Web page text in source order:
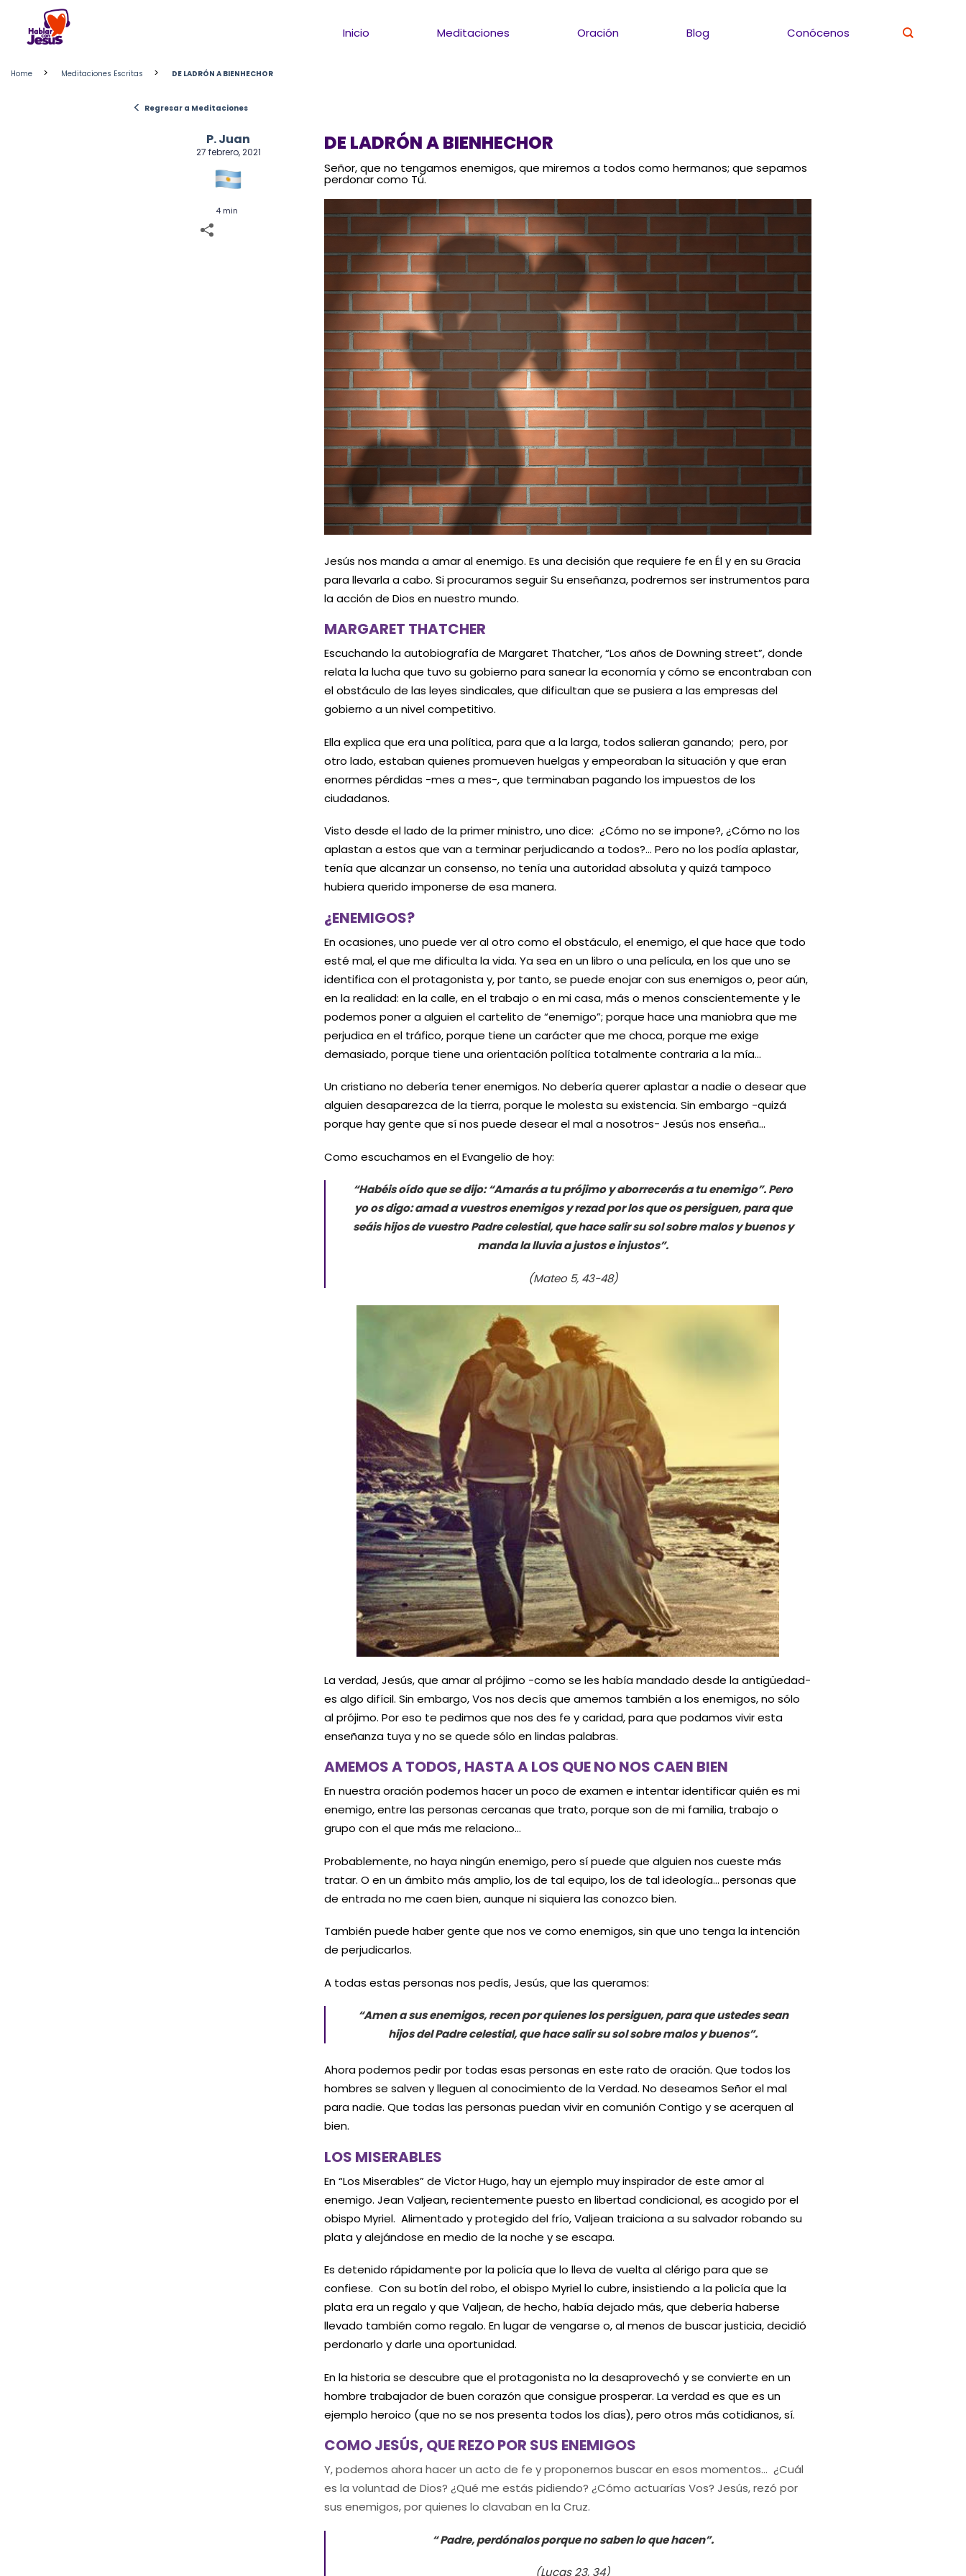
content
Inicio Meditaciones Oración Blog Conócenos
Home > Meditaciones Escritas > DE LADRÓN A BIENHECHOR
< Regresar a Meditaciones
P. Juan
27 febrero, 2021
4 min
DE LADRÓN A BIENHECHOR
Señor, que no tengamos enemigos, que miremos a todos como hermanos; que sepamos
perdonar como Tú.
Jesús nos manda a amar al enemigo. Es una decisión que requiere fe en Él y en su Gracia
para llevarla a cabo. Si procuramos seguir Su enseñanza, podremos ser instrumentos para
la acción de Dios en nuestro mundo.
MARGARET THATCHER
Escuchando la autobiografía de Margaret Thatcher, “Los años de Downing street”, donde
relata la lucha que tuvo su gobierno para sanear la economía y cómo se encontraban con
el obstáculo de las leyes sindicales, que dificultan que se pusiera a las empresas del
gobierno a un nivel competitivo.
Ella explica que era una política, para que a la larga, todos salieran ganando; pero, por
otro lado, estaban quienes promueven huelgas y empeoraban la situación y que eran
enormes pérdidas -mes a mes-, que terminaban pagando los impuestos de los
ciudadanos.
Visto desde el lado de la primer ministro, uno dice: ¿Cómo no se impone?, ¿Cómo no los
aplastan a estos que van a terminar perjudicando a todos?… Pero no los podía aplastar,
tenía que alcanzar un consenso, no tenía una autoridad absoluta y quizá tampoco
hubiera querido imponerse de esa manera.
¿ENEMIGOS?
En ocasiones, uno puede ver al otro como el obstáculo, el enemigo, el que hace que todo
esté mal, el que me dificulta la vida. Ya sea en un libro o una película, en los que uno se
identifica con el protagonista y, por tanto, se puede enojar con sus enemigos o, peor aún,
en la realidad: en la calle, en el trabajo o en mi casa, más o menos conscientemente y le
podemos poner a alguien el cartelito de “enemigo”; porque hace una maniobra que me
perjudica en el tráfico, porque tiene un carácter que me choca, porque me exige
demasiado, porque tiene una orientación política totalmente contraria a la mía…
Un cristiano no debería tener enemigos. No debería querer aplastar a nadie o desear que
alguien desaparezca de la tierra, porque le molesta su existencia. Sin embargo -quizá
porque hay gente que sí nos puede desear el mal a nosotros- Jesús nos enseña…
Como escuchamos en el Evangelio de hoy:
“Habéis oído que se dijo: “Amarás a tu prójimo y aborrecerás a tu enemigo”. Pero
yo os digo: amad a vuestros enemigos y rezad por los que os persiguen, para que
seáis hijos de vuestro Padre celestial, que hace salir su sol sobre malos y buenos y
manda la lluvia a justos e injustos”.
(Mateo 5, 43-48)
La verdad, Jesús, que amar al prójimo -como se les había mandado desde la antigüedad-
es algo difícil. Sin embargo, Vos nos decís que amemos también a los enemigos, no sólo
al prójimo. Por eso te pedimos que nos des fe y caridad, para que podamos vivir esta
enseñanza tuya y no se quede sólo en lindas palabras.
AMEMOS A TODOS, HASTA A LOS QUE NO NOS CAEN BIEN
En nuestra oración podemos hacer un poco de examen e intentar identificar quién es mi
enemigo, entre las personas cercanas que trato, porque son de mi familia, trabajo o
grupo con el que más me relaciono…
Probablemente, no haya ningún enemigo, pero sí puede que alguien nos cueste más
tratar. O en un ámbito más amplio, los de tal equipo, los de tal ideología… personas que
de entrada no me caen bien, aunque ni siquiera las conozco bien.
También puede haber gente que nos ve como enemigos, sin que uno tenga la intención
de perjudicarlos.
A todas estas personas nos pedís, Jesús, que las queramos:
“Amen a sus enemigos, recen por quienes los persiguen, para que ustedes sean
hijos del Padre celestial, que hace salir su sol sobre malos y buenos”.
Ahora podemos pedir por todas esas personas en este rato de oración. Que todos los
hombres se salven y lleguen al conocimiento de la Verdad. No deseamos Señor el mal
para nadie. Que todas las personas puedan vivir en comunión Contigo y se acerquen al
bien.
LOS MISERABLES
En “Los Miserables” de Victor Hugo, hay un ejemplo muy inspirador de este amor al
enemigo. Jean Valjean, recientemente puesto en libertad condicional, es acogido por el
obispo Myriel. Alimentado y protegido del frío, Valjean traiciona a su salvador robando su
plata y alejándose en medio de la noche y se escapa.
Es detenido rápidamente por la policía que lo lleva de vuelta al clérigo para que se
confiese. Con su botín del robo, el obispo Myriel lo cubre, insistiendo a la policía que la
plata era un regalo y que Valjean, de hecho, había dejado más, que debería haberse
llevado también como regalo. En lugar de vengarse o, al menos de buscar justicia, decidió
perdonarlo y darle una oportunidad.
En la historia se descubre que el protagonista no la desaprovechó y se convierte en un
hombre trabajador de buen corazón que consigue prosperar. La verdad es que es un
ejemplo heroico (que no se nos presenta todos los días), pero otros más cotidianos, sí.
COMO JESÚS, QUE REZO POR SUS ENEMIGOS
Y, podemos ahora hacer un acto de fe y proponernos buscar en esos momentos… ¿Cuál
es la voluntad de Dios? ¿Qué me estás pidiendo? ¿Cómo actuarías Vos? Jesús, rezó por
sus enemigos, por quienes lo clavaban en la Cruz.
“ Padre, perdónalos porque no saben lo que hacen”.
(Lucas 23, 34)